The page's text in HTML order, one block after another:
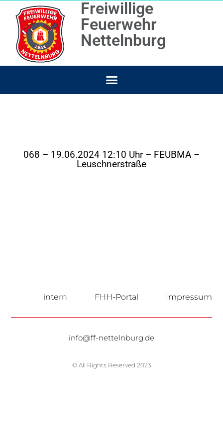
Freiwillige
Feuerwehr
Nettelnburg
068 – 19.06.2024 12:10 Uhr – FEUBMA –
Leuschnerstraße
intern FHH-Portal Impressum
info@ff-nettelnburg.de
© All Rights Reserved 2023